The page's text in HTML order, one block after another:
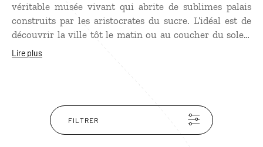
véritable musée vivant qui abrite de sublimes palais
construits par les aristocrates du sucre. L’idéal est de
découvrir la ville tôt le matin ou au coucher du soleil,
lorsque les teintes pastel des maisons prennent les plus
Du clocher du couvent San Francisco de Asis, vous
pourrez admirer l’une des plus belles vues sur les toits
en tuiles de Trinidad.
Lire plus
FILTRER